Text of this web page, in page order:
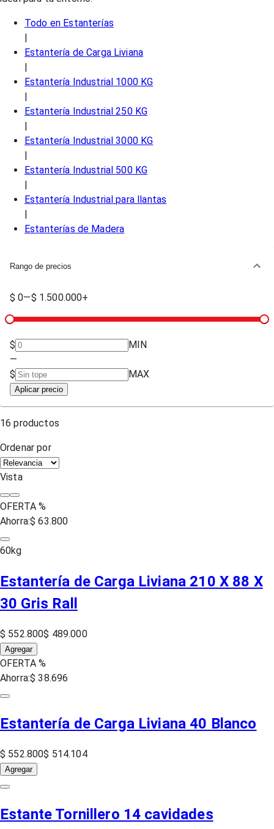
Todo en Estanterías
Estantería de Carga Liviana
Estantería Industrial 1000 KG
Estantería Industrial 250 KG
Estantería Industrial 3000 KG
Estantería Industrial 500 KG
Estantería Industrial para llantas
Estanterías de Madera
Rango de precios
$ 0—$ 1.500.000+
$
MIN
—
$
MAX
Aplicar precio
16 productos
Ordenar por
Vista
OFERTA %
Ahorra:$ 63.800
60kg
Estantería de Carga Liviana 210 X 88 X
30 Gris Rall
$ 552.800$ 489.000
Agregar
OFERTA %
Ahorra:$ 38.696
Estantería de Carga Liviana 40 Blanco
$ 552.800$ 514.104
Agregar
Estante Tornillero 14 cavidades